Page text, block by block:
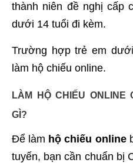
thành niên đề nghị cấp
dưới 14 tuổi đi kèm.
Trường hợp trẻ em
làm hộ chiếu online.
LÀM HỘ CHIẾU
GÌ?
Để làm hộ chiếu online
tuyến, bạn cần chuẩn bị